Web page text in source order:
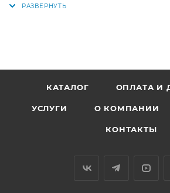
КАТАЛОГ ОПЛАТА И
УСЛУГИ О КОМПАНИИ
КОНТАКТЫ